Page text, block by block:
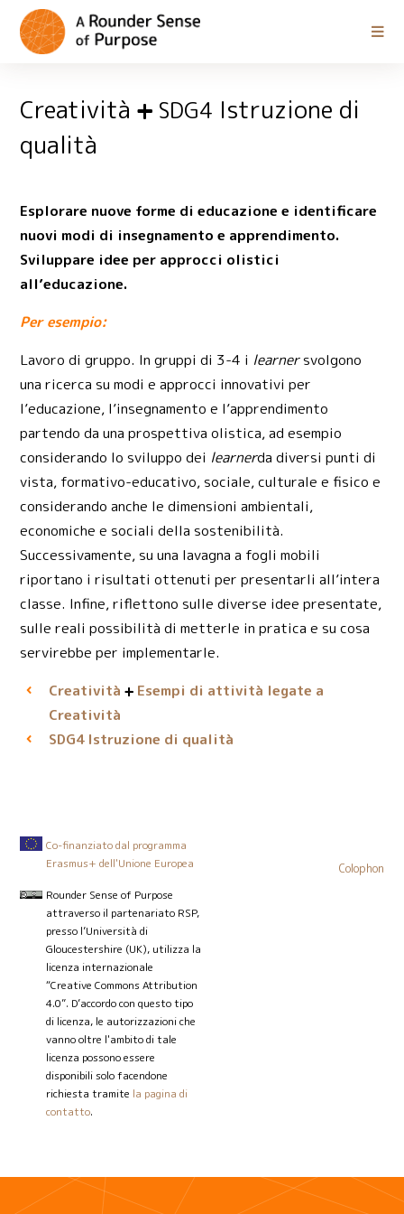
Creatività SDG4 Istruzione di
qualità
Esplorare nuove forme di educazione e identificare
nuovi modi di insegnamento e apprendimento.
Sviluppare idee per approcci olistici
all’educazione.
Per esempio:
Lavoro di gruppo. In gruppi di 3-4 i learnersvolgono
una ricerca su modi e approcci innovativi per
l’educazione, l’insegnamento e l’apprendimento
partendo da una prospettiva olistica, ad esempio
considerando lo sviluppo dei learnerda diversi punti di
vista, formativo-educativo, sociale, culturale e fisico e
considerando anche le dimensioni ambientali,
economiche e sociali della sostenibilità.
Successivamente, su una lavagna a fogli mobili
riportano i risultati ottenuti per presentarli all’intera
classe. Infine, riflettono sulle diverse idee presentate,
sulle reali possibilità di metterle in pratica e su cosa
servirebbe per implementarle.
Creatività
Esempi di attività legate a
Creatività
SDG4Istruzione di qualità
Co-finanziato dal programma
Erasmus+ dell'Unione Europea
Rounder Sense of Purpose
attraverso il partenariato RSP,
presso l’Università di
Gloucestershire (UK), utilizza la
licenza internazionale
“Creative Commons Attribution
4.0”. D’accordo con questo tipo
di licenza, le autorizzazioni che
vanno oltre l'ambito di tale
licenza possono essere
disponibili solo facendone
richiesta tramite la pagina di
contatto.
Colophon